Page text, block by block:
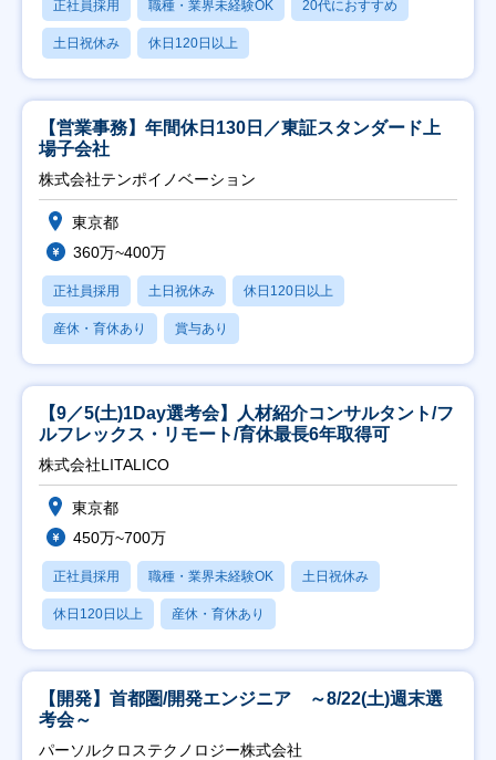
正社員採用 職種・業界未経験OK 20代におすすめ
土日祝休み 休日120日以上
【営業事務】年間休日130日／東証スタンダード上
場子会社
株式会社テンポイノベーション
東京都
360万~400万
正社員採用 土日祝休み 休日120日以上
産休・育休あり 賞与あり
【9／5(土)1Day選考会】人材紹介コンサルタント/フ
ルフレックス・リモート/育休最長6年取得可
株式会社LITALICO
東京都
450万~700万
正社員採用 職種・業界未経験OK 土日祝休み
休日120日以上 産休・育休あり
【開発】首都圏/開発エンジニア ～8/22(土)週末選
考会～
パーソルクロステクノロジー株式会社